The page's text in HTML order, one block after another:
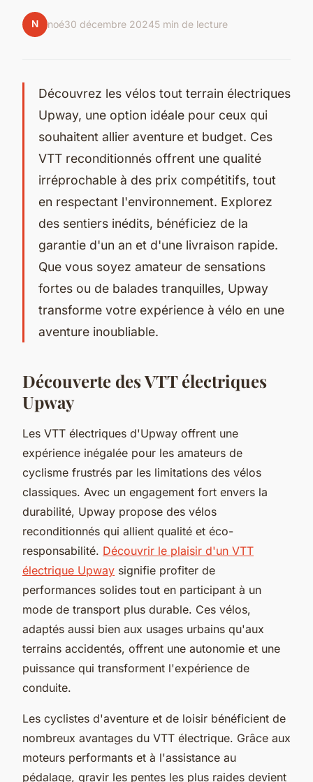
N noé30 décembre 20245 min de lecture
Découvrez les vélos tout terrain électriques
Upway, une option idéale pour ceux qui
souhaitent allier aventure et budget. Ces
VTT reconditionnés offrent une qualité
irréprochable à des prix compétitifs, tout
en respectant l'environnement. Explorez
des sentiers inédits, bénéficiez de la
garantie d'un an et d'une livraison rapide.
Que vous soyez amateur de sensations
fortes ou de balades tranquilles, Upway
transforme votre expérience à vélo en une
aventure inoubliable.
Découverte des VTT électriques
Upway
Les VTT électriques d'Upway offrent une
expérience inégalée pour les amateurs de
cyclisme frustrés par les limitations des vélos
classiques. Avec un engagement fort envers la
durabilité, Upway propose des vélos
reconditionnés qui allient qualité et éco-
responsabilité. Découvrir le plaisir d'un VTT
électrique Upway signifie profiter de
performances solides tout en participant à un
mode de transport plus durable. Ces vélos,
adaptés aussi bien aux usages urbains qu'aux
terrains accidentés, offrent une autonomie et une
puissance qui transforment l'expérience de
conduite.
Les cyclistes d'aventure et de loisir bénéficient de
nombreux avantages du VTT électrique. Grâce aux
moteurs performants et à l'assistance au
pédalage, gravir les pentes les plus raides devient